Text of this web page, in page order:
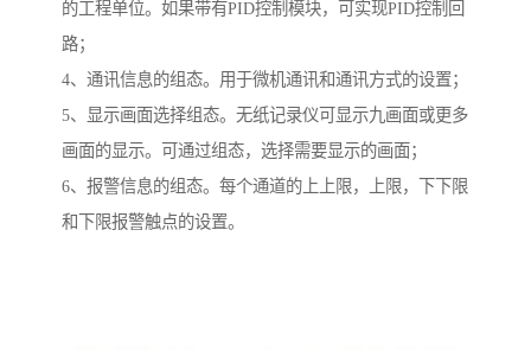
的工程单位。如果带有PID控制模块，可实现PID控制回
路；
4、通讯信息的组态。用于微机通讯和通讯方式的设置；
5、显示画面选择组态。无纸记录仪可显示九画面或更多
画面的显示。可通过组态，选择需要显示的画面；
6、报警信息的组态。每个通道的上上限，上限，下下限
和下限报警触点的设置。